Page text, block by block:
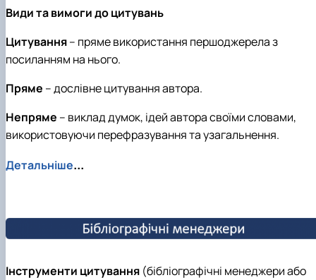
Види та вимоги до цитувань
Цитування– пряме використання першоджерела з
посиланням на нього.
Пряме – дослівне цитування автора.
Непряме – виклад думок, ідей автора своїми словами,
використовуючи перефразування та узагальнення.
Детальніше...
Інструменти цитування (бібліографічні менеджери або